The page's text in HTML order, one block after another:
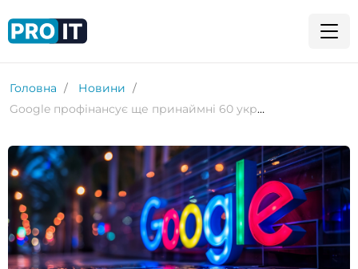
Головна
Новини
Google профінансує ще принаймні 60 українських стартапів на $10 мільйонів